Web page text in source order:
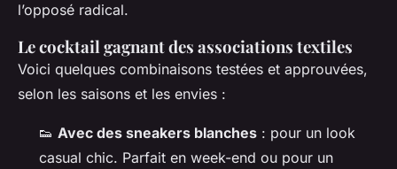
l’opposé radical.
Le cocktail gagnant des associations textiles
Voici quelques combinaisons testées et approuvées,
selon les saisons et les envies :
👟 Avec des sneakers blanches : pour un look
casual chic. Parfait en week-end ou pour un